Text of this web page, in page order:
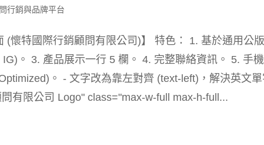
行銷與品牌平台
(懷特國際行銷顧問有限公司)】 特色： 1. 基於通用公版
。 3. 產品展示一行 5 欄。 4. 完整聯絡資訊。 5. 手
。 - 文字改為靠左對齊 (text-left)，解決英文單
有限公司 Logo" class="max-w-full max-h-full...